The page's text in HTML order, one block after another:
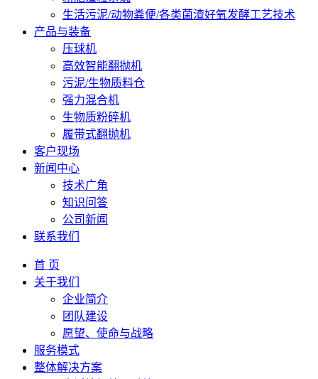
生活污泥/动物粪便/各类菌渣好氧发酵工艺技术
产品与装备
压球机
高效智能翻抛机
污泥/生物质料仓
强力混合机
生物质粉碎机
履带式翻抛机
客户现场
新闻中心
技术广角
知识问答
公司新闻
联系我们
首 页
关于我们
企业简介
团队建设
愿望、使命与战略
服务模式
整体解决方案